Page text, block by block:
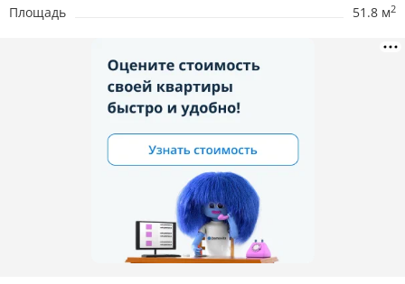
Площадь
51.8 м2